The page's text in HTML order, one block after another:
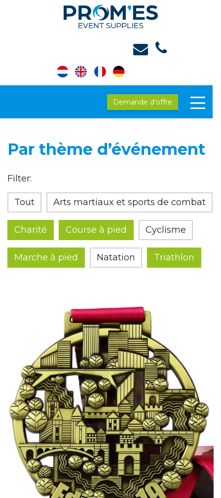
Demande d’offre
Par thème d’événement
Filter:
Tout Arts martiaux et sports de combat
Charité Course à pied Cyclisme
Marche à pied Natation Triathlon